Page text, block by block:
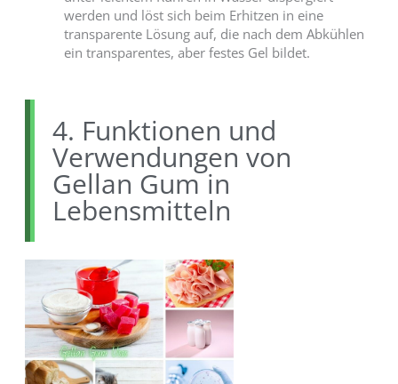
werden und löst sich beim Erhitzen in eine
transparente Lösung auf, die nach dem Abkühlen
ein transparentes, aber festes Gel bildet.
4. Funktionen und
Verwendungen von
Gellan Gum in
Lebensmitteln